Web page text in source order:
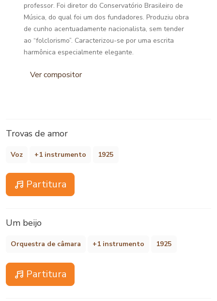
professor. Foi diretor do Conservatório Brasileiro de
Música, do qual foi um dos fundadores. Produziu obra
de cunho acentuadamente nacionalista, sem tender
ao “folclorismo”. Caracterizou-se por uma escrita
harmônica especialmente elegante.
Ver compositor
Trovas de amor
Voz +1 instrumento 1925
Partitura
Um beijo
Orquestra de câmara +1 instrumento 1925
Partitura